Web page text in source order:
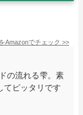
Amazonでチェック >>
の流れる雫。素
てピッタリです